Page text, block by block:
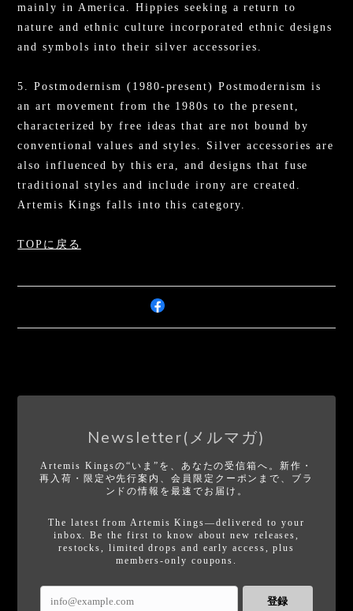
mainly in America. Hippies seeking a return to
nature and ethnic culture incorporated ethnic designs
and symbols into their silver accessories.
5. Postmodernism (1980-present) Postmodernism is
an art movement from the 1980s to the present,
characterized by free ideas that are not bound by
conventional values and styles. Silver accessories are
also influenced by this era, and designs that fuse
traditional styles and include irony are created.
Artemis Kings falls into this category.
TOPに戻る
Newsletter(メルマガ)
Artemis Kingsの“いま”を、あなたの受信箱へ。新作・
再入荷・限定や先行案内、会員限定クーポンまで、ブラ
ンドの情報を最速でお届け。
The latest from Artemis Kings—delivered to your
inbox. Be the first to know about new releases,
restocks, limited drops and early access, plus
members-only coupons.
登録